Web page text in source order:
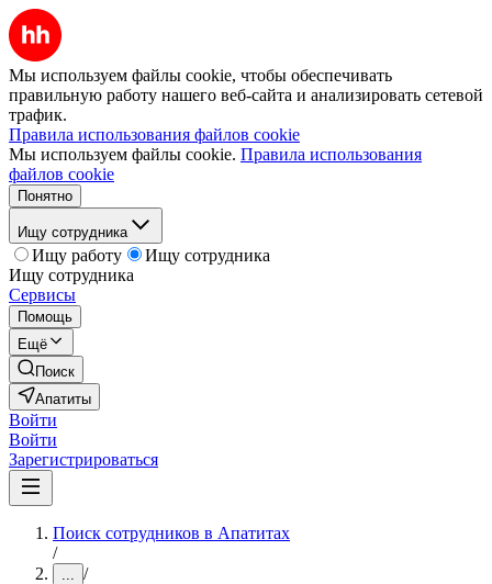
Мы используем файлы cookie, чтобы обеспечивать
правильную работу нашего веб-сайта и анализировать сетевой
трафик.
Правила использования файлов cookie
Мы используем файлы cookie. Правила использования
файлов cookie
Понятно
Ищу сотрудника
Ищу работу
Ищу сотрудника
Ищу сотрудника
Сервисы
Помощь
Ещё
Поиск
Апатиты
Войти
Войти
Зарегистрироваться
Поиск сотрудников в Апатитах
/
... /